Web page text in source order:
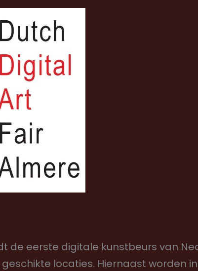
de eerste digitale kunstbeurs van
locaties. Hiernaast worden